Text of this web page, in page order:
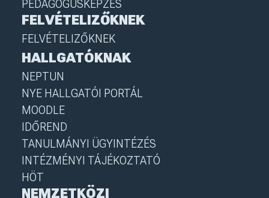
PEDAGÓGUSKÉPZÉS
FELVÉTELIZŐKNEK
FELVÉTELIZŐKNEK
HALLGATÓKNAK
NEPTUN
NYE HALLGATÓI PORTÁL
MOODLE
IDŐREND
TANULMÁNYI ÜGYINTÉZÉS
INTÉZMÉNYI TÁJÉKOZTATÓ
HÖT
NEMZETKÖZI